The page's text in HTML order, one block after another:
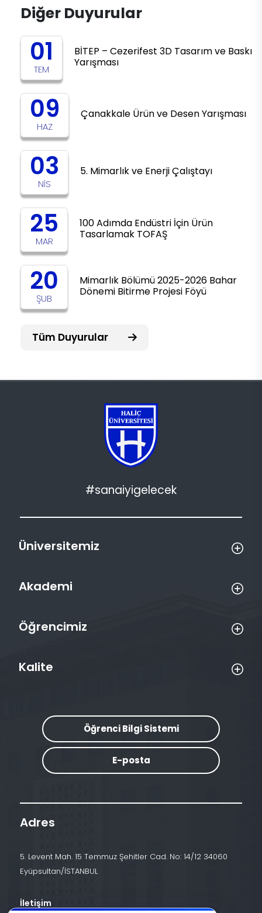
Diğer Duyurular
01
TEM
BİTEP – Cezerifest 3D Tasarım ve Baskı
Yarışması
09
HAZ
Çanakkale Ürün ve Desen Yarışması
03
NIS
5. Mimarlık ve Enerji Çalıştayı
25
MAR
100 Adımda Endüstri İçin Ürün
Tasarlamak TOFAŞ
20
ŞUB
Mimarlık Bölümü 2025-2026 Bahar
Dönemi Bitirme Projesi Föyü
Tüm Duyurular
#sanaiyigelecek
Üniversitemiz
Akademi
Öğrencimiz
Kalite
Öğrenci Bilgi Sistemi
E-posta
Adres
5. Levent Mah. 15 Temmuz Şehitler Cad. No: 14/12 34060
Eyüpsultan/İSTANBUL
İletişim